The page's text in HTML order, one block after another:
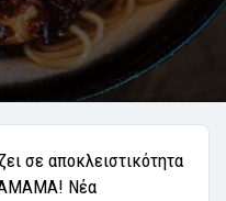
σε αποκλειστικότητα
Νέα